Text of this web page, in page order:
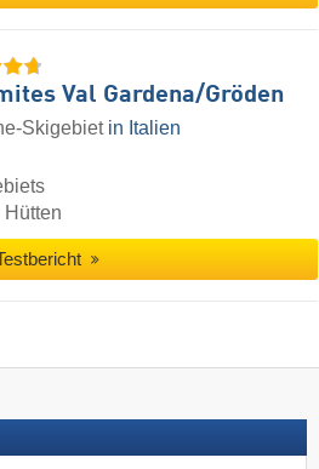
Val Gardena/​Gröden
Skigebiet in Italien
Hütten